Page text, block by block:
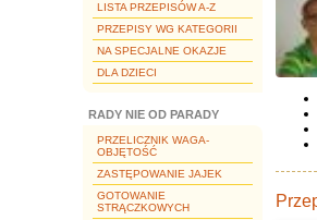
LISTA PRZEPISÓW A-Z
PRZEPISY WG KATEGORII
NA SPECJALNE OKAZJE
DLA DZIECI
RADY NIE OD PARADY
PRZELICZNIK WAGA-
OBJĘTOŚĆ
ZASTĘPOWANIE JAJEK
GOTOWANIE
STRĄCZKOWYCH